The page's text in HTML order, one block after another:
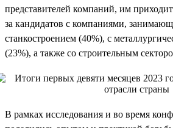
представителей компаний, им
за кандидатов с компаниями,
станкостроением (40%), с
(23%), а также со строительным
В рамках исследования и во время